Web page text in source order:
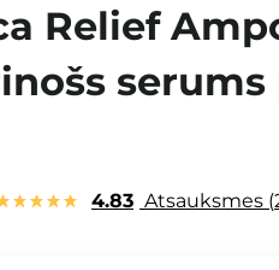
Relief
4.83 Atsauksmes